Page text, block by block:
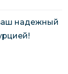
надежный